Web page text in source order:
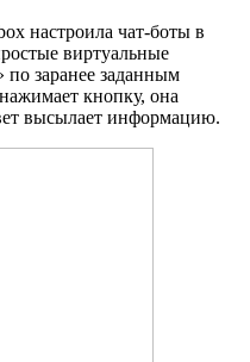
настроила чат-боты в
виртуальные
заранее заданным
кнопку, она
высылает информацию.